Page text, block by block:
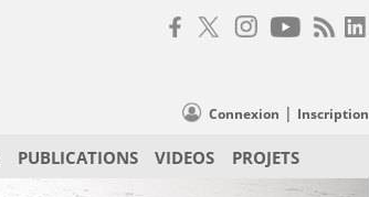
Connexion | Inscription
PUBLICATIONS VIDEOS PROJETS